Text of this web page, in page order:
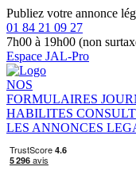
Publiez votre annonce
01 84 21 09 27
7h00 à 19h00 (non
Espace JAL-Pro
NOS
FORMULAIRES
HABILITES
LES ANNONCES